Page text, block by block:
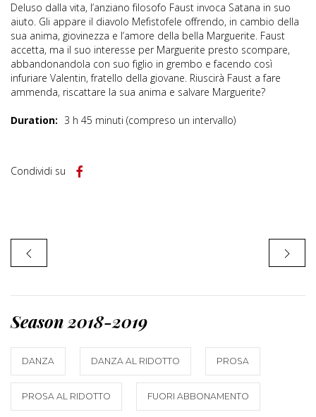
Deluso dalla vita, l’anziano filosofo Faust invoca Satana in suo
aiuto. Gli appare il diavolo Mefistofele offrendo, in cambio della
sua anima, giovinezza e l’amore della bella Marguerite. Faust
accetta, ma il suo interesse per Marguerite presto scompare,
abbandonandola con suo figlio in grembo e facendo così
infuriare Valentin, fratello della giovane. Riuscirà Faust a fare
ammenda, riscattare la sua anima e salvare Marguerite?
Duration: 3 h 45 minuti (compreso un intervallo)
Condividi su
Season 2018-2019
DANZA DANZA AL RIDOTTO PROSA
PROSA AL RIDOTTO FUORI ABBONAMENTO